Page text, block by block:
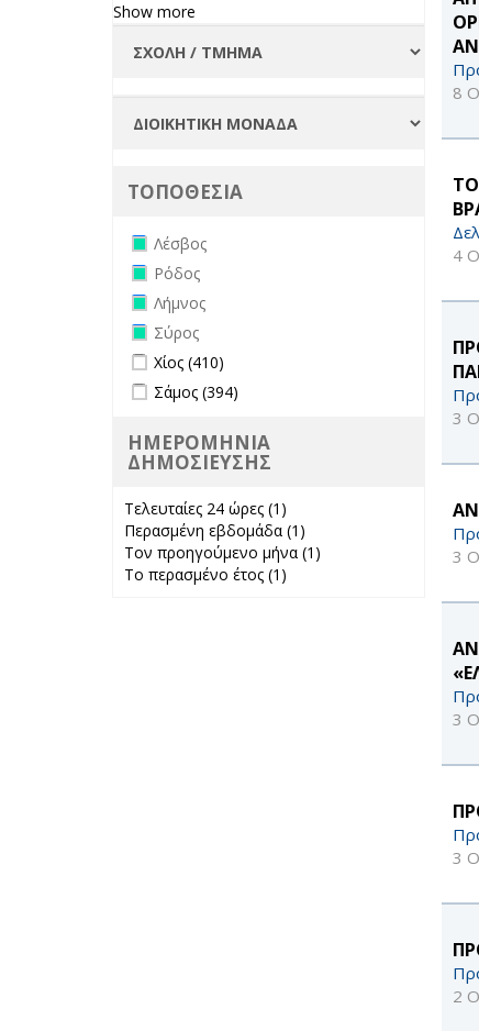
8
4
3
3
3
3
2
Show more
ΤΟΠΟΘΕΣΙΑ
Remove Λέσβος filter
Λέσβος
Remove Ρόδος filter
Ρόδος
Remove Λήμνος filter
Λήμνος
Remove Σύρος filter
Σύρος
Apply Χίος filter
Χίος (410)
Apply Σάμος filter
Σάμος (394)
ΗΜΕΡΟΜΗΝΙΑ
ΔΗΜΟΣΙΕΥΣΗΣ
Τελευταίες 24 ώρες (1)
24 ώρες filter
Περασμένη εβδομάδα (1)
Περασμένη
Τον προηγούμενο μήνα (1)
Το περασμένο έτος (1)